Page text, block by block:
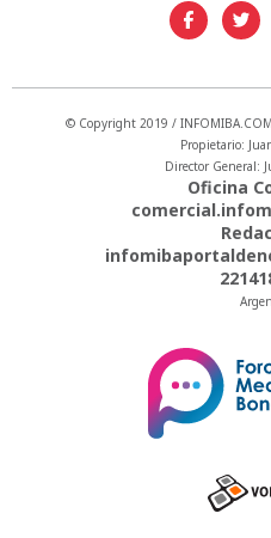
© Copyright 2019 /
Propietario:
Director General:
Oficina